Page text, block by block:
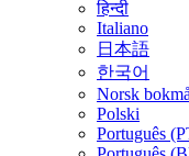
हिन्दी
Italiano
日本語
한국어
Norsk
Polski
Português